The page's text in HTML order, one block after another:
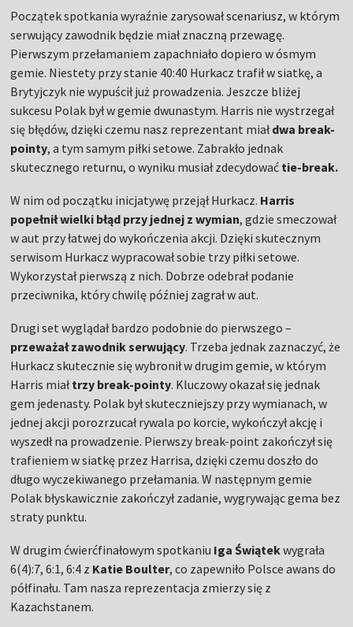
Początek spotkania wyraźnie zarysował scenariusz, w którym
serwujący zawodnik będzie miał znaczną przewagę.
Pierwszym przełamaniem zapachniało dopiero w ósmym
gemie. Niestety przy stanie 40:40 Hurkacz trafił w siatkę, a
Brytyjczyk nie wypuścił już prowadzenia. Jeszcze bliżej
sukcesu Polak był w gemie dwunastym. Harris nie wystrzegał
się błędów, dzięki czemu nasz reprezentant miałdwa break-
pointy, a tym samym piłki setowe. Zabrakło jednak
skutecznego returnu, o wyniku musiał zdecydować tie-break.
W nim od początku inicjatywę przejął Hurkacz. Harris
popełnił wielki błąd przy jednej z wymian, gdzie smeczował
w aut przy łatwej do wykończenia akcji. Dzięki skutecznym
serwisom Hurkacz wypracował sobie trzy piłki setowe.
Wykorzystał pierwszą z nich. Dobrze odebrał podanie
przeciwnika, który chwilę później zagrał w aut.
Drugi set wyglądał bardzo podobnie do pierwszego –
przeważał zawodnik serwujący. Trzeba jednak zaznaczyć, że
Hurkacz skutecznie się wybronił w drugim gemie, w którym
Harris miałtrzy break-pointy. Kluczowy okazał się jednak
gem jedenasty. Polak był skuteczniejszy przy wymianach, w
jednej akcji porozrzucał rywala po korcie, wykończył akcję i
wyszedł na prowadzenie. Pierwszy break-point zakończył się
trafieniem w siatkę przez Harrisa, dzięki czemu doszło do
długo wyczekiwanego przełamania. W następnym gemie
Polak błyskawicznie zakończył zadanie, wygrywając gema bez
straty punktu.
W drugim ćwierćfinałowym spotkaniu Iga Świątekwygrała
6(4):7, 6:1, 6:4 z Katie Boulter, co zapewniło Polsce awans do
półfinału. Tam nasza reprezentacja zmierzy się z
Kazachstanem.